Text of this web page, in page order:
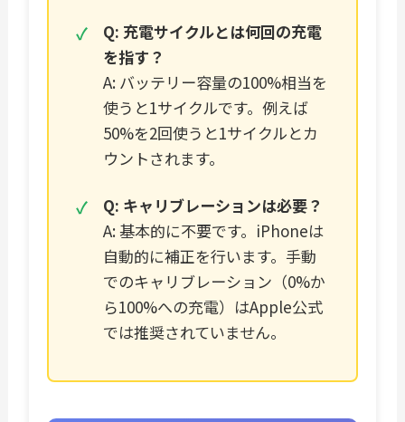
Q: 充電サイクルとは何回の充電
を指す？
A: バッテリー容量の100%相当を
使うと1サイクルです。例えば
50%を2回使うと1サイクルとカ
ウントされます。
Q: キャリブレーションは必要？
A: 基本的に不要です。iPhoneは
自動的に補正を行います。手動
でのキャリブレーション（0%か
ら100%への充電）はApple公式
では推奨されていません。